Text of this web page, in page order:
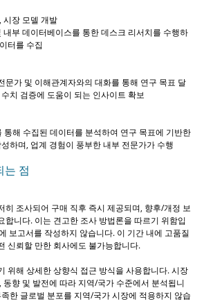
시장 모델 개발
부 데이터베이스를 통한 데스크 리서치를 수행하
터를 수집
문가 및 이해관계자와의 대화를 통해 연구 목표 달
치 검증에 도움이 되는 인사이트 확보
해 수집된 데이터를 분석하여 연구 목표에 기반한
하며, 업계 경험이 풍부한 내부 전문가가 수행
는 점
히 조사되어 구매 직후 즉시 제공되며, 향후/개정 보
합니다. 이는 견고한 조사 방법론을 따르기 위함입
보고서를 작성하지 않습니다. 이 기간 내에 고품질
신뢰할 만한 회사에도 불가능합니다.
위해 상세한 상향식 접근 방식을 사용합니다. 시장
향 및 발전에 따라 지역/국가 수준에서 분석됩니
한 글로벌 분포를 지역/국가 시장에 적용하지 않습